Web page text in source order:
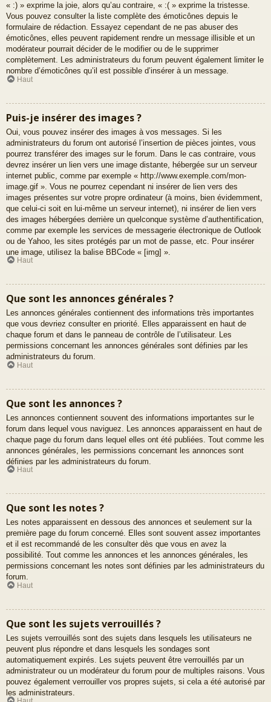
« :) » exprime la joie, alors qu’au contraire, « :( » exprime la tristesse.
Vous pouvez consulter la liste complète des émoticônes depuis le
formulaire de rédaction. Essayez cependant de ne pas abuser des
émoticônes, elles peuvent rapidement rendre un message illisible et un
modérateur pourrait décider de le modifier ou de le supprimer
complètement. Les administrateurs du forum peuvent également limiter le
nombre d’émoticônes qu’il est possible d’insérer à un message.
Haut
Puis-je insérer des images ?
Oui, vous pouvez insérer des images à vos messages. Si les
administrateurs du forum ont autorisé l’insertion de pièces jointes, vous
pourrez transférer des images sur le forum. Dans le cas contraire, vous
devrez insérer un lien vers une image distante, hébergée sur un serveur
internet public, comme par exemple « http://www.exemple.com/mon-
image.gif ». Vous ne pourrez cependant ni insérer de lien vers des
images présentes sur votre propre ordinateur (à moins, bien évidemment,
que celui-ci soit en lui-même un serveur internet), ni insérer de lien vers
des images hébergées derrière un quelconque système d’authentification,
comme par exemple les services de messagerie électronique de Outlook
ou de Yahoo, les sites protégés par un mot de passe, etc. Pour insérer
une image, utilisez la balise BBCode « [img] ».
Haut
Que sont les annonces générales ?
Les annonces générales contiennent des informations très importantes
que vous devriez consulter en priorité. Elles apparaissent en haut de
chaque forum et dans le panneau de contrôle de l’utilisateur. Les
permissions concernant les annonces générales sont définies par les
administrateurs du forum.
Haut
Que sont les annonces ?
Les annonces contiennent souvent des informations importantes sur le
forum dans lequel vous naviguez. Les annonces apparaissent en haut de
chaque page du forum dans lequel elles ont été publiées. Tout comme les
annonces générales, les permissions concernant les annonces sont
définies par les administrateurs du forum.
Haut
Que sont les notes ?
Les notes apparaissent en dessous des annonces et seulement sur la
première page du forum concerné. Elles sont souvent assez importantes
et il est recommandé de les consulter dès que vous en avez la
possibilité. Tout comme les annonces et les annonces générales, les
permissions concernant les notes sont définies par les administrateurs du
forum.
Haut
Que sont les sujets verrouillés ?
Les sujets verrouillés sont des sujets dans lesquels les utilisateurs ne
peuvent plus répondre et dans lesquels les sondages sont
automatiquement expirés. Les sujets peuvent être verrouillés par un
administrateur ou un modérateur du forum pour de multiples raisons. Vous
pouvez également verrouiller vos propres sujets, si cela a été autorisé par
les administrateurs.